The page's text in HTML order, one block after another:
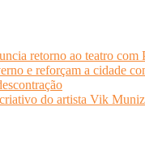
retorno ao teatro com
e reforçam a cidade
do artista Vik Muniz